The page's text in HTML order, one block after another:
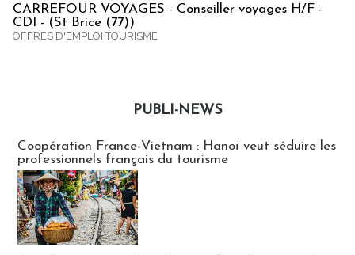
CARREFOUR VOYAGES - Conseiller voyages H/F -
CDI - (St Brice (77))
OFFRES D'EMPLOI TOURISME
PUBLI-NEWS
Coopération France-Vietnam : Hanoï veut séduire les
professionnels français du tourisme